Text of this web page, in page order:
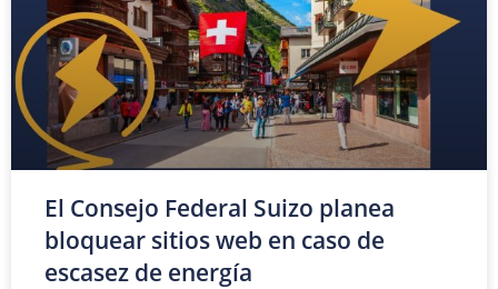
El Consejo Federal Suizo planea
bloquear sitios web en caso de
escasez de energía